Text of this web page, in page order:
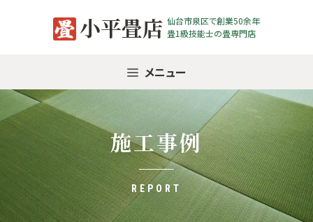
小平畳店 仙台市泉区で創業50余年
畳1級技能士の畳専門店
メニュー
施工事例
REPORT